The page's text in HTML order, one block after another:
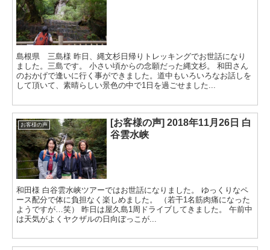
島根県 三島様 昨日、縄文杉日帰りトレッキングでお世話になり
ました。三島です。 小さい頃からの念願だった縄文杉。 和田さん
のおかげで逢いに行く事ができました。道中もいろいろなお話しを
して頂いて、素晴らしい景色の中で1日を過ごせました...
お客様の声
[お客様の声] 2018年11月26日 白
谷雲水峡
和田様 白谷雲水峡ツアーではお世話になりました。 ゆっくりなペ
ース配分で体に負担なく楽しめました。 （若干1名筋肉痛になった
ようですが…笑） 昨日は屋久島1周ドライブしてきました。 午前中
は天気がよくヤクザルの日向ぼっこが...